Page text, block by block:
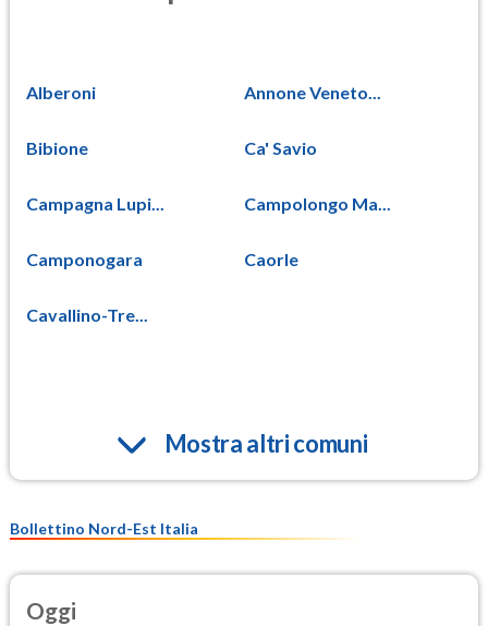
Alberoni Annone Veneto...
Bibione Ca' Savio
Campagna Lupi... Campolongo Ma...
Camponogara Caorle
Cavallino-Tre...
Mostra altri comuni
Bollettino Nord-Est Italia
Oggi